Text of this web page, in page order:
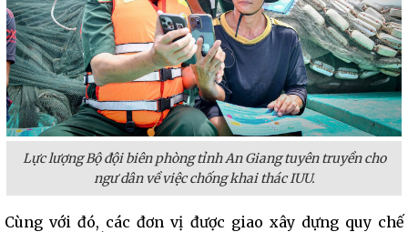
Lực lượng Bộ đội biên phòng tỉnh An Giang tuyên truyền cho
ngư dân về việc chống khai thác IUU.
Cùng với đó, các đơn vị được giao xây dựng quy chế